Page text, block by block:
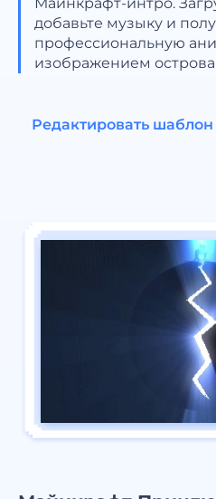
добавьте музыку и
профессиональную
изображением
Редактировать шаблон